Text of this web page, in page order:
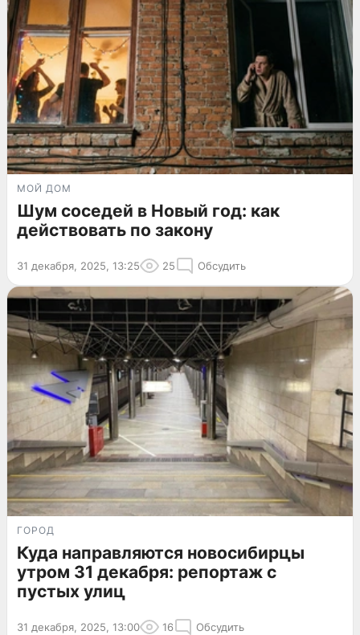
МОЙ ДОМ
Шум соседей в Новый год: как
действовать по закону
31 декабря, 2025, 13:25 25 Обсудить
ГОРОД
Куда направляются новосибирцы
утром 31 декабря: репортаж с
пустых улиц
31 декабря, 2025, 13:00 16 Обсудить